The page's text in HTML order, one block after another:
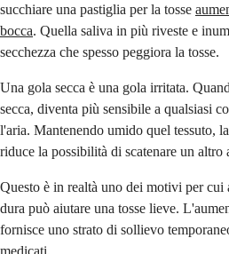
succhiare una pastiglia per la tosse
bocca. Quella saliva in più riveste e
secchezza che spesso peggiora la tosse.
Una gola secca è una gola irritata.
secca, diventa più sensibile a qualsiasi
l'aria. Mantenendo umido quel tessuto,
riduce la possibilità di scatenare un altro
Questo è in realtà uno dei motivi per cui
dura può aiutare una tosse lieve.
fornisce uno strato di sollievo